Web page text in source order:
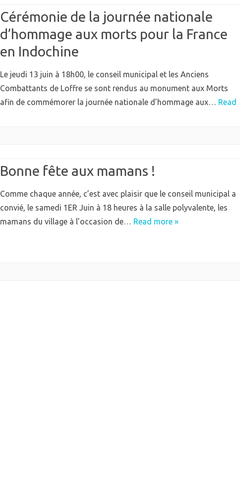
Cérémonie de la journée nationale
d’hommage aux morts pour la France
en Indochine
Le jeudi 13 juin à 18h00, le conseil municipal et les Anciens
Combattants de Loffre se sont rendus au monument aux Morts
afin de commémorer la journée nationale d’hommage aux… Read
Bonne fête aux mamans !
Comme chaque année, c’est avec plaisir que le conseil municipal a
convié, le samedi 1ER Juin à 18 heures à la salle polyvalente, les
mamans du village à l’occasion de… Read more »